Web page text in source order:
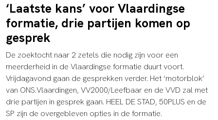
‘Laatste kans’ voor Vlaardingse
formatie, drie partijen komen op
gesprek
De zoektocht naar 2 zetels die nodig zijn voor een
meerderheid in de Vlaardingse formatie duurt voort.
Vrijdagavond gaan de gesprekken verder. Het ‘motorblok’
van ONS.Vlaardingen, VV2000/Leefbaar en de VVD zal met
drie partijen in gesprek gaan. HEEL DE STAD, 50PLUS en de
SP zijn de overgebleven opties in de formatie.